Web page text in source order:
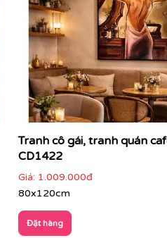
Tranh cô gái, tranh quán
CD1422
Giá: 1.009.000đ
80x120cm
Đặt hàng